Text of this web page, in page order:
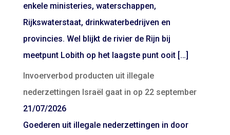
enkele ministeries, waterschappen,
Rijkswaterstaat, drinkwaterbedrijven en
provincies. Wel blijkt de rivier de Rijn bij
meetpunt Lobith op het laagste punt ooit […]
Invoerverbod producten uit illegale
nederzettingen Israël gaat in op 22 september
21/07/2026
Goederen uit illegale nederzettingen in door